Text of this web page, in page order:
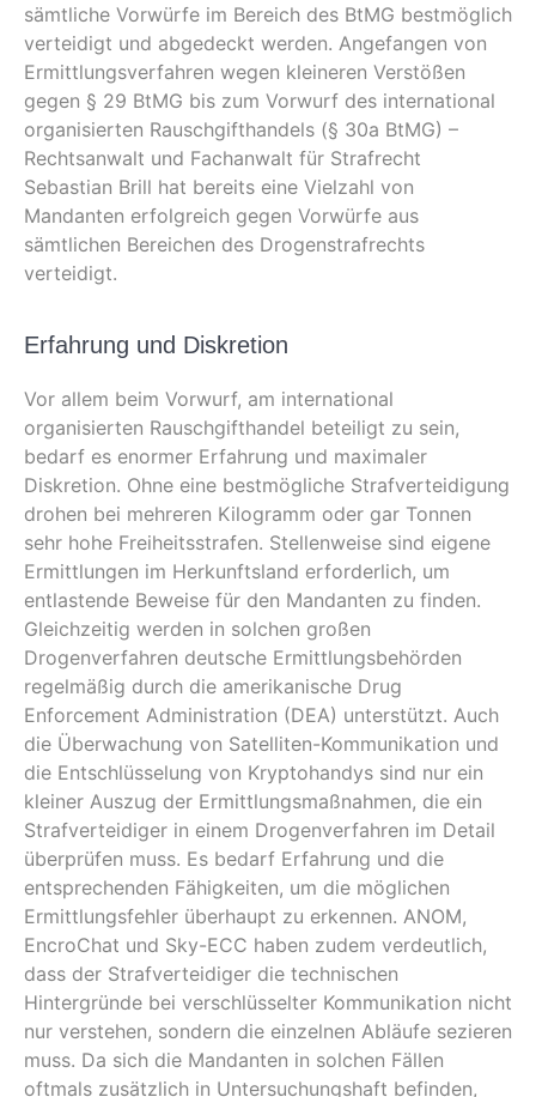
sämtliche Vorwürfe im Bereich des BtMG bestmöglich
verteidigt und abgedeckt werden. Angefangen von
Ermittlungsverfahren wegen kleineren Verstößen
gegen § 29 BtMG bis zum Vorwurf des international
organisierten Rauschgifthandels (§ 30a BtMG) –
Rechtsanwalt und Fachanwalt für Strafrecht
Sebastian Brill hat bereits eine Vielzahl von
Mandanten erfolgreich gegen Vorwürfe aus
sämtlichen Bereichen des Drogenstrafrechts
verteidigt.
Erfahrung und Diskretion
Vor allem beim Vorwurf, am international
organisierten Rauschgifthandel beteiligt zu sein,
bedarf es enormer Erfahrung und maximaler
Diskretion. Ohne eine bestmögliche Strafverteidigung
drohen bei mehreren Kilogramm oder gar Tonnen
sehr hohe Freiheitsstrafen. Stellenweise sind eigene
Ermittlungen im Herkunftsland erforderlich, um
entlastende Beweise für den Mandanten zu finden.
Gleichzeitig werden in solchen großen
Drogenverfahren deutsche Ermittlungsbehörden
regelmäßig durch die amerikanische Drug
Enforcement Administration (DEA) unterstützt. Auch
die Überwachung von Satelliten-Kommunikation und
die Entschlüsselung von Kryptohandys sind nur ein
kleiner Auszug der Ermittlungsmaßnahmen, die ein
Strafverteidiger in einem Drogenverfahren im Detail
überprüfen muss. Es bedarf Erfahrung und die
entsprechenden Fähigkeiten, um die möglichen
Ermittlungsfehler überhaupt zu erkennen. ANOM,
EncroChat und Sky-ECC haben zudem verdeutlich,
dass der Strafverteidiger die technischen
Hintergründe bei verschlüsselter Kommunikation nicht
nur verstehen, sondern die einzelnen Abläufe sezieren
muss. Da sich die Mandanten in solchen Fällen
oftmals zusätzlich in Untersuchungshaft befinden,